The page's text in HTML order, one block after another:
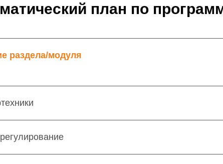
план по
раздела/модуля